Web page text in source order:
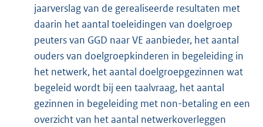
jaarverslag van de gerealiseerde resultaten met
daarin het aantal toeleidingen van doelgroep
peuters van GGD naar VE aanbieder, het aantal
ouders van doelgroepkinderen in begeleiding in
het netwerk, het aantal doelgroepgezinnen wat
begeleid wordt bij een taalvraag, het aantal
gezinnen in begeleiding met non-betaling en een
overzicht van het aantal netwerkoverleggen